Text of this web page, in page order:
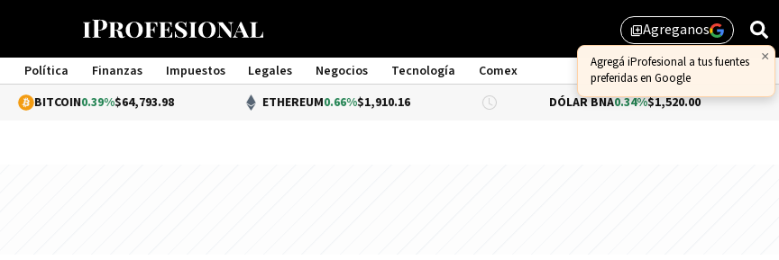
library_addAgreganos
×
Agregá iProfesional a tus fuentes
preferidas en Google
Política Finanzas Impuestos Legales Negocios Tecnología
Comex
Management
0.39%$64,793.98 ETHEREUM0.66%$1,910.16 DÓLAR BNA0.34%$1,520.00 DÓLAR